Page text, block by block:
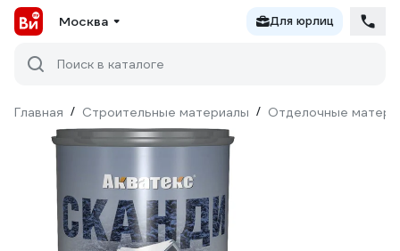
Москва Для юрлиц
Поиск в каталоге
Главная / Строительные материалы / Отделочные